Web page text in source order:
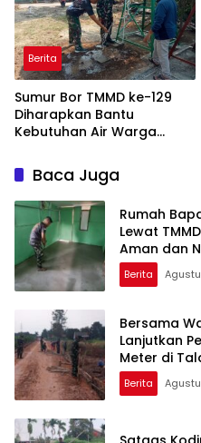
Berita
Sumur Bor TMMD ke-129
Diharapkan Bantu
Kebutuhan Air Warga
Baca Juga
Rumah
Lewat
Aman dan
Berita
Bersama
Lanjutkan
Meter di
Berita